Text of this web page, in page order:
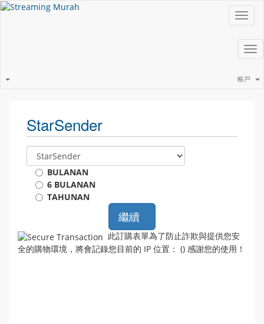
帳戶
StarSender
BULANAN
6 BULANAN
TAHUNAN
繼續
此訂購表單為了防止詐欺與提供您安
全的購物環境，將會記錄您目前的 IP 位置： () 感謝您的使用！